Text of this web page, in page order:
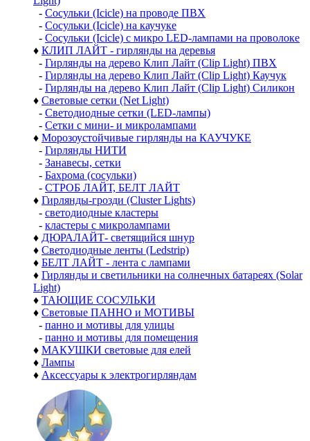
- Сосульки (Icicle) на проводе ПВХ
- Сосульки (Icicle) на каучуке
- Сосульки (Icicle) с микро LED-лампами на проволоке
♦ КЛИП ЛАЙТ - гирлянды на деревья
- Гирлянды на дерево Клип Лайт (Clip Light) ПВХ
- Гирлянды на дерево Клип Лайт (Clip Light) Каучук
- Гирлянды на дерево Клип Лайт (Clip Light) Силикон
♦ Световые сетки (Net Light)
- Светодиодные сетки (LED-лампы)
- Сетки с мини- и микролампами
♦ Морозоустойчивые гирлянды на КАУЧУКЕ
- Гирлянды НИТИ
- Занавесы, сетки
- Бахрома (сосульки)
- СТРОБ ЛАЙТ, БЕЛТ ЛАЙТ
♦ Гирлянды-грозди (Cluster Lights)
- светодиодные кластеры
- кластеры с микролампами
♦ ДЮРАЛАЙТ- светящийся шнур
♦ Светодиодные ленты (Ledstrip)
♦ БЕЛТ ЛАЙТ - лента с лампами
♦ Гирлянды и светильники на солнечных батареях (Solar
Light)
♦ ТАЮЩИЕ СОСУЛЬКИ
♦ Световые ПАННО и МОТИВЫ
- панно и мотивы для улицы
- панно и мотивы для помещения
♦ МАКУШКИ световые для елей
♦ Лампы
♦ Аксессуары к электрогирляндам